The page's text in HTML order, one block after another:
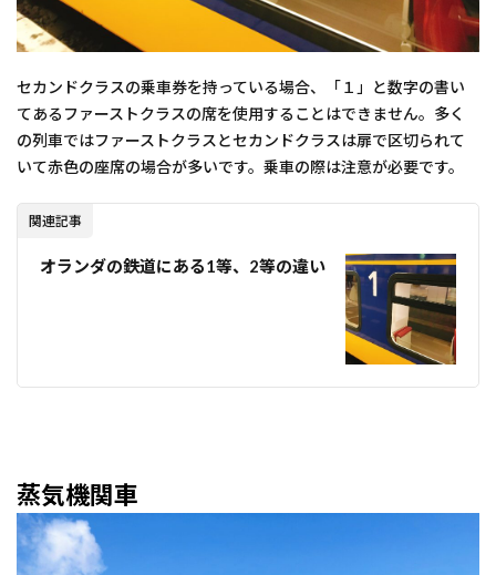
セカンドクラスの乗車券を持っている場合、「１」と数字の書い
てあるファーストクラスの席を使用することはできません。多く
の列車ではファーストクラスとセカンドクラスは扉で区切られて
いて赤色の座席の場合が多いです。乗車の際は注意が必要です。
関連記事
オランダの鉄道にある1等、2等の違い
蒸気機関車